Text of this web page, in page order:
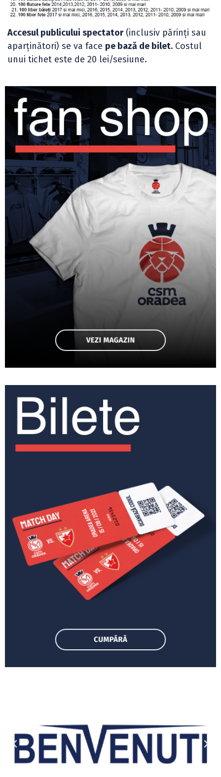
Accesul publicului spectator(inclusiv părinți sau
aparținători) se va face pe bază de bilet. Costul
unui tichet este de 20 lei/sesiune.